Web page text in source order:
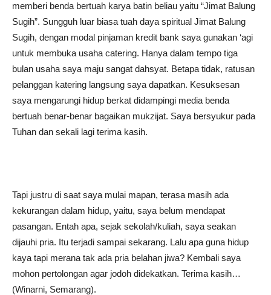
memberi benda bertuah karya batin beliau yaitu “Jimat Balung
Sugih”. Sungguh luar biasa tuah daya spiritual Jimat Balung
Sugih, dengan modal pinjaman kredit bank saya gunakan ‘agi
untuk membuka usaha catering. Hanya dalam tempo tiga
bulan usaha saya maju sangat dahsyat. Betapa tidak, ratusan
pelanggan katering langsung saya dapatkan. Kesuksesan
saya mengarungi hidup berkat didampingi media benda
bertuah benar-benar bagaikan mukzijat. Saya bersyukur pada
Tuhan dan sekali lagi terima kasih.
Tapi justru di saat saya mulai mapan, terasa masih ada
kekurangan dalam hidup, yaitu, saya belum mendapat
pasangan. Entah apa, sejak sekolah/kuliah, saya seakan
dijauhi pria. Itu terjadi sampai sekarang. Lalu apa guna hidup
kaya tapi merana tak ada pria belahan jiwa? Kembali saya
mohon pertolongan agar jodoh didekatkan. Terima kasih…
(Winarni, Semarang).